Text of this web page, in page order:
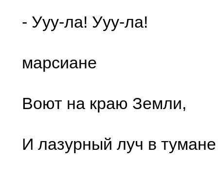
- Ууу-ла! Ууу-ла!
марсиане
Воют на краю Земли,
И лазурный луч в тумане